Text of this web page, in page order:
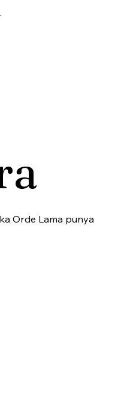
Orde Lama punya